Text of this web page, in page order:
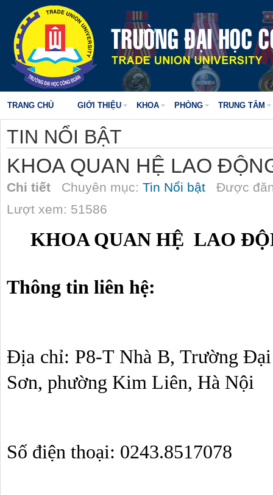
TRANG CHỦ GIỚI THIỆU KHOA PHÒNG TRUNG TÂM
TIN NỔI BẬT
KHOA QUAN HỆ LAO
Chi tiết Chuyên mục: Tin Nổi bật Được
Lượt xem: 51586
KHOA QUAN HỆ  LAO
Thông tin liên hệ:
Địa chỉ: P8-T Nhà B, Trường
Sơn, phường Kim Liên, Hà Nội
Số điện thoại: 0243.8517078